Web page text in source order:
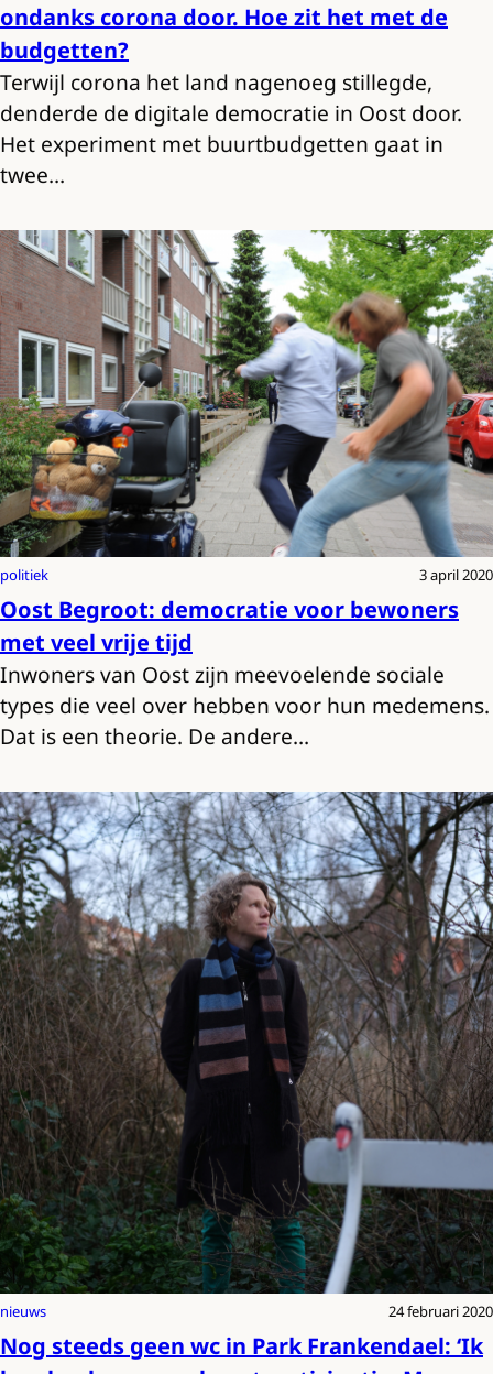
ondanks corona door. Hoe zit het met de
budgetten?
Terwijl corona het land nagenoeg stillegde,
denderde de digitale democratie in Oost door.
Het experiment met buurtbudgetten gaat in
twee…
politiek 3 april 2020
Oost Begroot: democratie voor bewoners
met veel vrije tijd
Inwoners van Oost zijn meevoelende sociale
types die veel over hebben voor hun medemens.
Dat is een theorie. De andere…
nieuws 24 februari 2020
Nog steeds geen wc in Park Frankendael: ‘Ik